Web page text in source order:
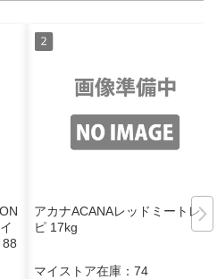
アカナACANAレッドミートレシ
ピ 17kg
マイストア在庫： 74